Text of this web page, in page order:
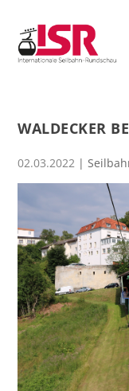
WALDECKER
02.03.2022 |